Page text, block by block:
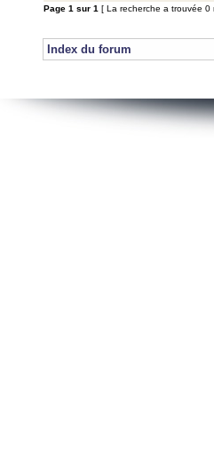
Page 1 sur 1 [ La recherche a trouvée 0
Index du forum